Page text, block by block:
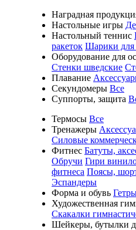
Наградная
Настольные игры
Настольный теннис
ракеток Шарики для
Оборудование для
Стенки шведские
Плавание
Секундомеры Все
Суппорты, защита
Термосы Все
Тренажеры
Силовые
Фитнес Батуты,
Обручи Гири
фитнеса Поясы,
Эспандеры
Форма и обувь
Художественная
Скакалки
Шейкеры, бутылки